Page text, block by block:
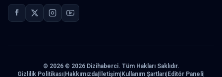
© 2026 © 2026 Dizihaberci. Tüm Hakları Saklıdır.
Gizlilik Politikası Hakkımızda İletişim Kullanım Şartları Editör Paneli